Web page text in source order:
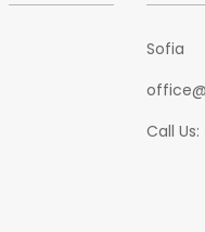
Sofia
Call Us: